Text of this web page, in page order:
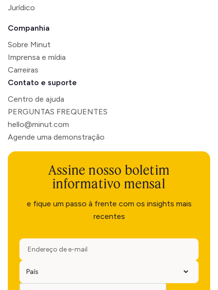
Jurídico
Companhia
Sobre Minut
Imprensa e mídia
Carreiras
Contato e suporte
Centro de ajuda
PERGUNTAS FREQUENTES
hello@minut.com
Agende uma demonstração
Assine nosso boletim
informativo mensal
e fique um passo à frente com os insights mais
recentes